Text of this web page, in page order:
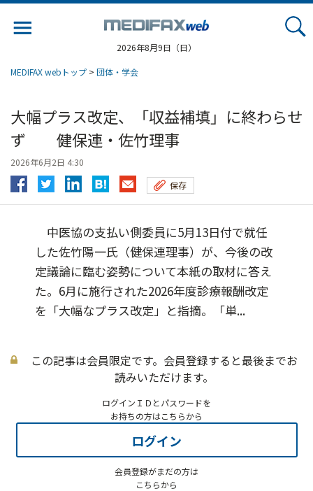
2026年8月9日（日）
MEDIFAX webトップ > 団体・学会
大幅プラス改定、「収益補填」に終わらせ
ず 健保連・佐竹理事
2026年6月2日 4:30
保存
中医協の支払い側委員に5月13日付で就任
した佐竹陽一氏（健保連理事）が、今後の改
定議論に臨む姿勢について本紙の取材に答え
た。6月に施行された2026年度診療報酬改定
を「大幅なプラス改定」と指摘。「単...
この記事は会員限定です。会員登録すると最後までお
読みいただけます。
ログインＩＤとパスワードを
お持ちの方はこちらから
ログイン
会員登録がまだの方は
こちらから